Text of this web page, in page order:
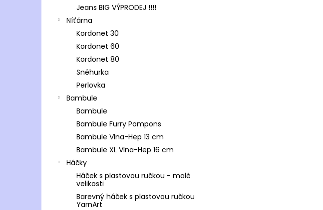
Jeans BIG VÝPRODEJ !!!!
Níťárna
Kordonet 30
Kordonet 60
Kordonet 80
Sněhurka
Perlovka
Bambule
Bambule
Bambule Furry Pompons
Bambule Vlna-Hep 13 cm
Bambule XL Vlna-Hep 16 cm
Háčky
Háček s plastovou ručkou - malé
velikosti
Barevný háček s plastovou ručkou
YarnArt